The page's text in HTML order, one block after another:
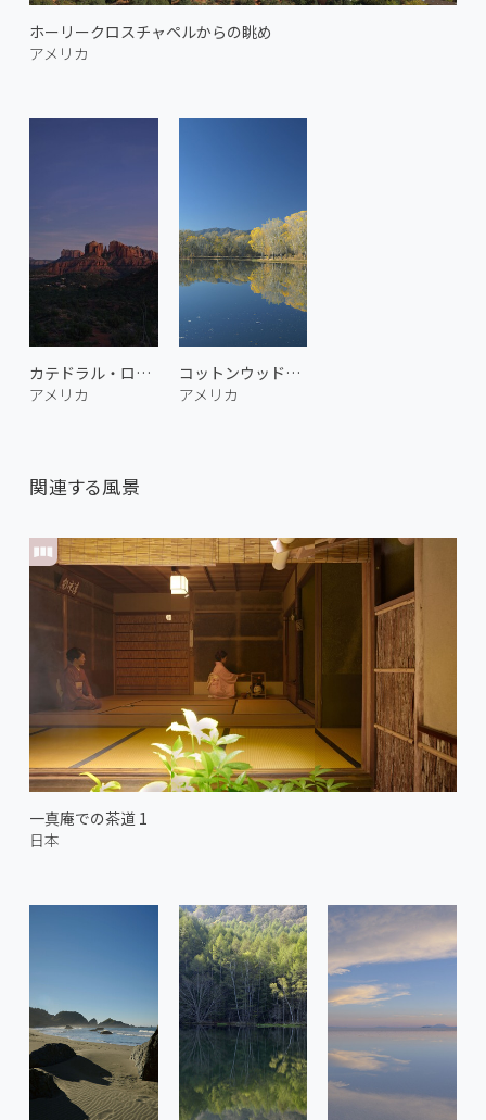
ホーリークロスチャペルからの眺め
アメリカ
カテドラル・ロック 2
アメリカ
コットンウッドの紅葉 1
アメリカ
関連する風景
一真庵での茶道 1
日本